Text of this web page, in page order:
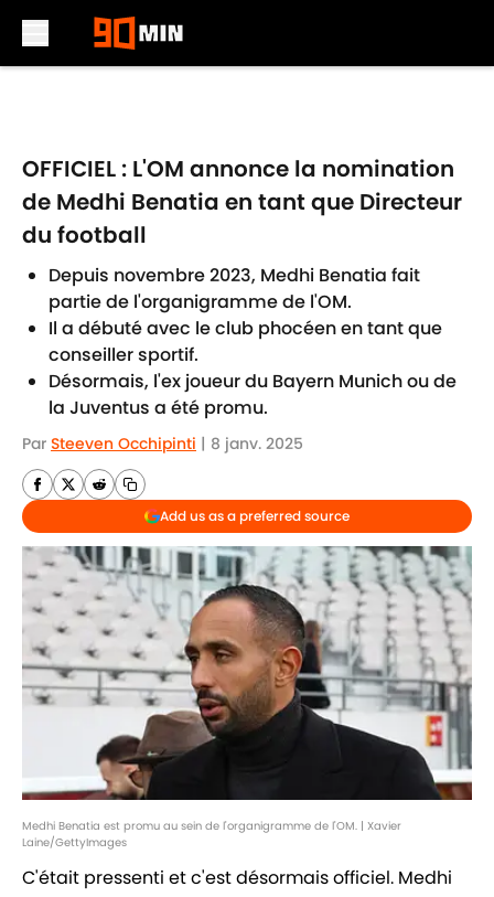
OFFICIEL : L'OM annonce la nomination
de Medhi Benatia en tant que Directeur
du football
Depuis novembre 2023, Medhi Benatia fait
partie de l'organigramme de l'OM.
Il a débuté avec le club phocéen en tant que
conseiller sportif.
Désormais, l'ex joueur du Bayern Munich ou de
la Juventus a été promu.
Par Steeven Occhipinti | 8 janv. 2025
Add us as a preferred source
Medhi Benatia est promu au sein de l'organigramme de l'OM. | Xavier
Laine/GettyImages
C'était pressenti et c'est désormais officiel. Medhi